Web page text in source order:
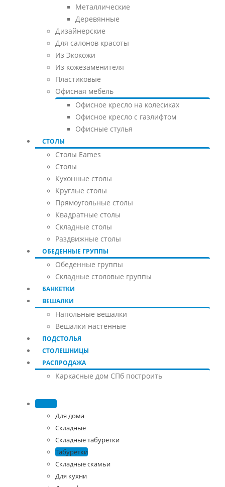
Металлические
Деревянные
Дизайнерские
Для салонов красоты
Из Экокожи
Из кожезаменителя
Пластиковые
Офисная мебель
Офисное кресло на колесиках
Офисное кресло с газлифтом
Офисные стулья
СТОЛЫ
Столы Eames
Столы
Кухонные столы
Круглые столы
Прямоугольные столы
Квадратные столы
Складные столы
Раздвижные столы
ОБЕДЕННЫЕ ГРУППЫ
Обеденные группы
Складные столовые группы
БАНКЕТКИ
ВЕШАЛКИ
Напольные вешалки
Вешалки настенные
ПОДСТОЛЬЯ
СТОЛЕШНИЦЫ
РАСПРОДАЖА
Каркасные дом СПб построить
Стулья
Для дома
Складные
Складные табуретки
Табуретки
Складные скамьи
Для кухни